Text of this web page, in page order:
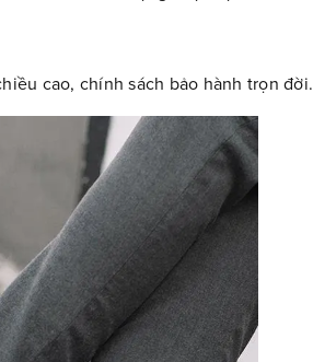
cao, chính sách bảo hành trọn đời.